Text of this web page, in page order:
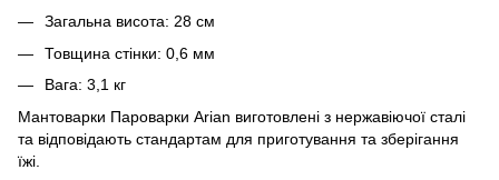
Загальна висота: 28 см
Товщина стінки: 0,6 мм
Вага: 3,1 кг
Мантоварки Пароварки Arian виготовлені з нержавіючої сталі
та відповідають стандартам для приготування та зберігання
їжі.